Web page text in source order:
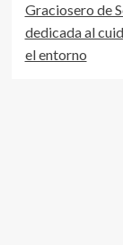
Graciosero de
dedicada al
el entorno